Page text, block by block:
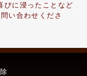
びに浸ったことなど
い合わせくださ